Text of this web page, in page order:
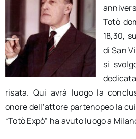
Totò
18,30,
di San
si
risata. Qui avrà luogo la
onore dell’attore partenopeo la
“Totò Expò” ha avuto luogo a